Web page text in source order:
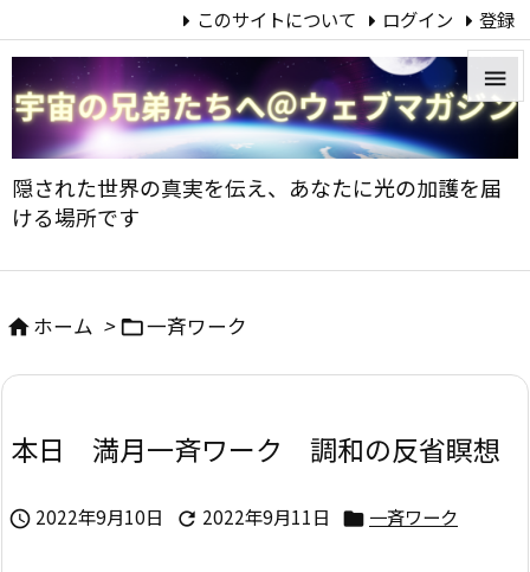
隠された世界の真実を伝え、あなたに光の加護を届
ける場所です


メニ


次へ
検索
このサイトについて ログイン 登録
ホーム > 一斉ワーク
本日 満月一斉ワーク 調和の反省瞑想
 2022年9月10日  2022年9月11日  一斉ワーク